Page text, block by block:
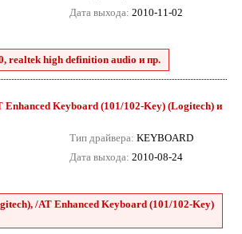
Дата выхода: 2010-11-02
realtek high definition audio и пр.
Keyboard (101/102-Key) (Logitech) и
Тип драйвера: KEYBOARD
Дата выхода: 2010-08-24
/AT Enhanced Keyboard (101/102-Key)